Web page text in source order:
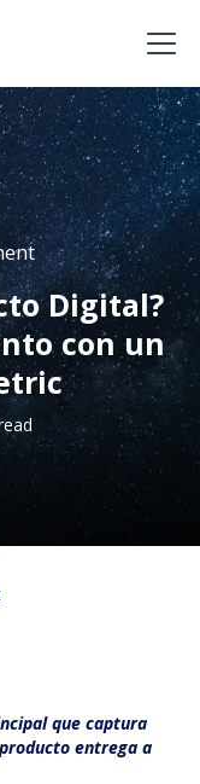
Digital?
con un
que captura
entrega a